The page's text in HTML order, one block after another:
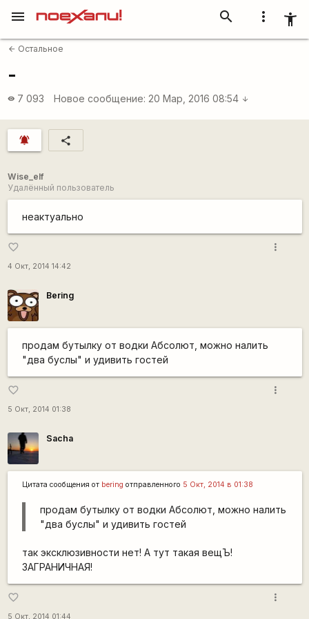
more_vert accessibility_new
search
menu
arrow_back Остальное
-
visibility 7 093 Новое сообщение: 20 Мар, 2016 08:54 arrow_downward
notifications_active share
Wise_elf
Удалённый пользователь
неактуально
favorite_border
4 Окт, 2014 14:42
more_vert
Bering
продам бутылку от водки Абсолют, можно налить
"два буслы" и удивить гостей
favorite_border
5 Окт, 2014 01:38
more_vert
Sacha
Цитата сообщения от bering отправленного 5 Окт, 2014 в 01:38
продам бутылку от водки Абсолют, можно налить
"два буслы" и удивить гостей
так эксклюзивности нет! А тут такая вещЪ!
ЗАГРАНИЧНАЯ!
favorite_border
5 Окт, 2014 01:44
more_vert